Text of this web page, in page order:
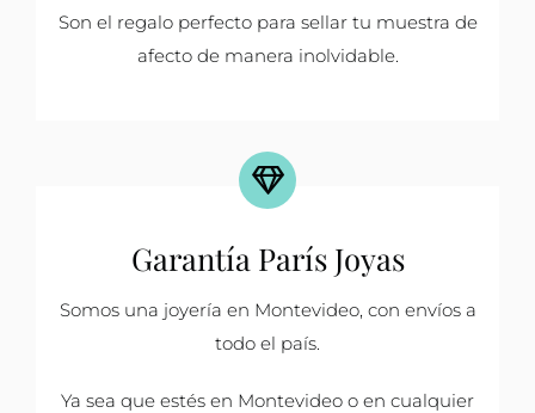
Son el regalo perfecto para sellar tu muestra de
afecto de manera inolvidable.
Garantía París Joyas
Somos una joyería en Montevideo, con envíos a
todo el país.
Ya sea que estés en Montevideo o en cualquier